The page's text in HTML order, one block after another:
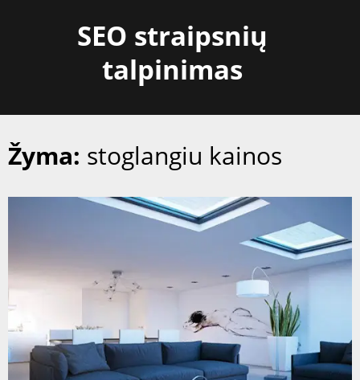
SEO straipsnių
talpinimas
Žyma: stoglangiu kainos